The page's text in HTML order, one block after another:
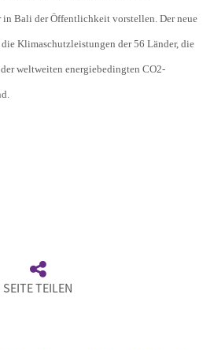
in Bali der Öffentlichkeit vorstellen. Der neue
Klimaschutzleistungen der 56 Länder, die
weltweiten energiebedingten CO2-
SEITE TEILEN